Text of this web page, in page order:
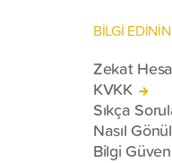
BİLGİ EDİNİN
Zekat
KVKK
Sıkça
Nasıl
Bilgi